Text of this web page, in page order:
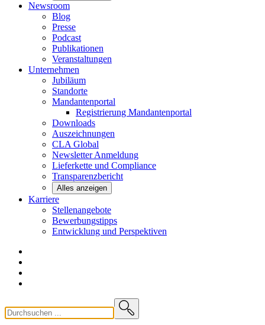
Newsroom
Blog
Presse
Podcast
Publikationen
Veranstaltungen
Unternehmen
Jubiläum
Standorte
Mandantenportal
Registrierung Mandantenportal
Downloads
Auszeichnungen
CLAGlobal
NewsletterAnmeldung
Lieferkette und Compliance
Transparenzbericht
Alles anzeigen
Karriere
Stellenangebote
Bewerbungstipps
Entwicklung und Perspektiven